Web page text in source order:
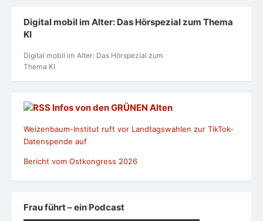
Digital mobil im Alter: Das Hörspezial zum Thema
KI
Digital mobil im Alter: Das Hörspezial zum
Thema KI
Infos von den GRÜNEN Alten
Weizenbaum-Institut ruft vor Landtagswahlen zur TikTok-
Datenspende auf
Bericht vom Ostkongress 2026
Frau führt – ein Podcast